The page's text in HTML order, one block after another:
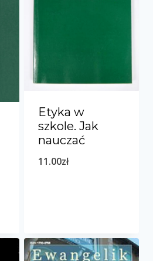
Etyka w
szkole. Jak
nauczać
11.00zł